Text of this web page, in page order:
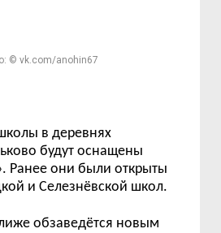
© vk.com/anohin67
в деревнях
будут оснащены
Ранее они были открыты
и Селезнёвской школ.
обзаведётся новым